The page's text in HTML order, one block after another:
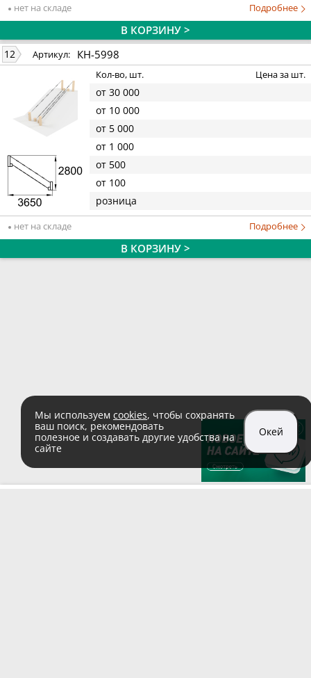
нет на складе Подробнее
В КОРЗИНУ >
12 Артикул: КН-5998
Кол-во, шт. Цена за шт.
от 30 000
от 10 000
от 5 000
от 1 000
от 500
от 100
розница
нет на складе Подробнее
В КОРЗИНУ >
Мы используем cookies, чтобы сохранять
ваш поиск, рекомендовать
полезное и создавать другие удобства на
сайте
Окей